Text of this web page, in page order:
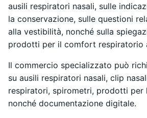
ausili respiratori nasali, sulle
la conservazione, sulle questioni
alla vestibilità, nonché sulla
prodotti per il comfort respiratorio
Il commercio specializzato può
su ausili respiratori nasali, clip
respiratori, spirometri, prodotti per
nonché documentazione digitale.